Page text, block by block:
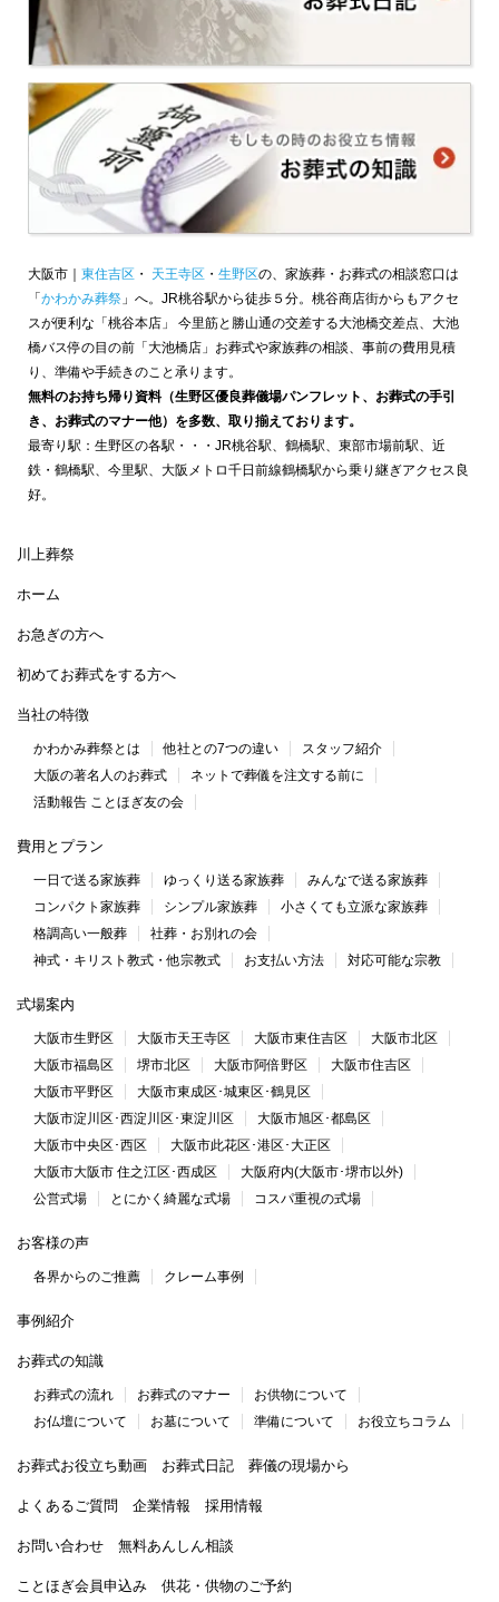
大阪市｜ 東住吉区 ・ 天王寺区 ・ 生野区の、家族葬・お葬式の相談窓口は
「かわかみ葬祭 」へ。JR桃谷駅から徒歩５分。桃谷商店街からもアクセ
スが便利な「桃谷本店」 今里筋と勝山通の交差する大池橋交差点、大池
橋バス停の目の前「大池橋店」お葬式や家族葬の相談、事前の費用見積
り、準備や手続きのこと承ります。
無料のお持ち帰り資料（生野区優良葬儀場パンフレット、お葬式の手引
き、お葬式のマナー他）を多数、取り揃えております。
最寄り駅：生野区の各駅・・・JR桃谷駅、鶴橋駅、東部市場前駅、近
鉄・鶴橋駅、今里駅、大阪メトロ千日前線鶴橋駅から乗り継ぎアクセス良
好。
川上葬祭
ホーム
お急ぎの方へ
初めてお葬式をする方へ
当社の特徴
かわかみ葬祭とは 他社との7つの違い
スタッフ紹介
大阪の著名人のお葬式
ネットで葬儀を注文する前に
活動報告 ことほぎ友の会
費用とプラン
一日で送る家族葬 ゆっくり送る家族葬
みんなで送る家族葬
コンパクト家族葬
シンプル家族葬
小さくても立派な家族葬
格調高い一般葬
社葬・お別れの会
神式・キリスト教式・他宗教式
お支払い方法 対応可能な宗教
式場案内
大阪市生野区 大阪市天王寺区 大阪市東住吉区
大阪市北区
大阪市福島区
堺市北区 大阪市阿倍野区
大阪市住吉区
大阪市平野区
大阪市東成区･城東区･鶴見区
大阪市淀川区･西淀川区･東淀川区
大阪市旭区･都島区
大阪市中央区･西区
大阪市此花区･港区･大正区
大阪市大阪市 住之江区･西成区
大阪府内(大阪市･堺市以外)
公営式場
とにかく綺麗な式場 コスパ重視の式場
お客様の声
各界からのご推薦 クレーム事例
事例紹介
お葬式の知識
お葬式の流れ お葬式のマナー
お供物について
お仏壇について
お墓について 準備について お役立ちコラム
お葬式お役立ち動画 お葬式日記 葬儀の現場から
よくあるご質問 企業情報 採用情報
お問い合わせ 無料あんしん相談
ことほぎ会員申込み 供花・供物のご予約